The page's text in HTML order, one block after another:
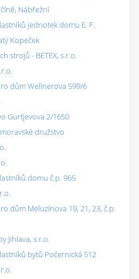
Nábřežní
jednotek domu E. F.
Kopeček
strojů - BETEX, s.r.o.
dům Wellnerova 599/6
Gurťjevova 2/1650
družstvo
domu č.p. 965
dům Meluzínova 19, 21, 23, č.p.
Jihlava, s.r.o.
bytů Počernická 512